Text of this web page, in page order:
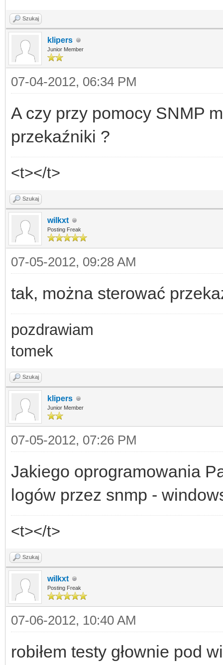
Szukaj
klipers
Junior Member
07-04-2012, 06:34 PM
A czy przy pomocy SNMP
przekaźniki ?
<t></t>
Szukaj
wilkxt
Posting Freak
07-05-2012, 09:28 AM
tak, można sterować
pozdrawiam
tomek
Szukaj
klipers
Junior Member
07-05-2012, 07:26 PM
Jakiego oprogramowania
logów przez snmp -
<t></t>
Szukaj
wilkxt
Posting Freak
07-06-2012, 10:40 AM
robiłem testy głownie pod